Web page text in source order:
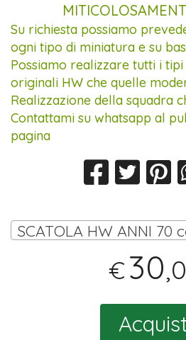
Su richiesta possiamo
ogni tipo di miniatura e su
Possiamo realizzare tutti i tipi
originali HW che quelle
Realizzazione della squadra
Contattami su whatsapp al
pagina
€30